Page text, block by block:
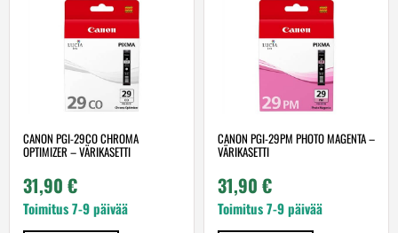
CANON PGI-29CO CHROMA
OPTIMIZER – VÄRIKASETTI
31,90 €
Toimitus 7-9 päivää
CANON PGI-29PM PHOTO MAGENTA –
VÄRIKASETTI
31,90 €
Toimitus 7-9 päivää